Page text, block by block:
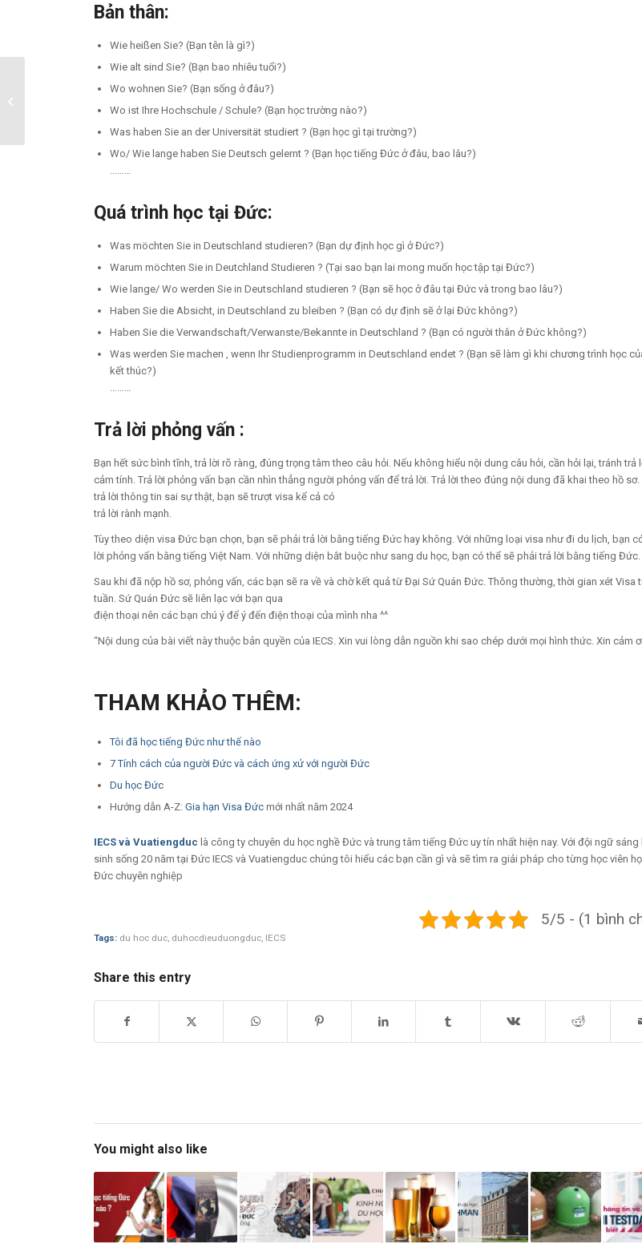
Bản thân:
Wie heißen Sie? (Bạn tên là gì?)
Wie alt sind Sie? (Bạn bao nhiêu tuổi?)
Wo wohnen Sie? (Bạn sống ở đâu?)
Wo ist Ihre Hochschule / Schule? (Bạn học trường nào?)
Was haben Sie an der Universität studiert ? (Bạn học gì tại trường?)
Wo/ Wie lange haben Sie Deutsch gelernt ? (Bạn học tiếng Đức ở đâu, bao lâu?)
Quá trình học tại Đức:
Was möchten Sie in Deutschland studieren? (Bạn dự định học gì ở Đức?)
Warum möchten Sie in Deutchland Studieren ? (Tại sao bạn lai mong muốn học tập tại Đức?)
Wie lange/ Wo werden Sie in Deutschland studieren ? (Bạn sẽ học ở đâu tại Đức và trong bao lâu?)
Haben Sie die Absicht, in Deutschland zu bleiben ? (Bạn có dự định sẽ ở lại Đức không?)
Haben Sie die Verwandschaft/Verwanste/Bekannte in Deutschland ? (Bạn có người thân ở Đức không?)
Was werden Sie machen , wenn Ihr Studienprogramm in Deutschland endet ? (Bạn sẽ làm gì khi chương trình học
kết thúc?)
Trả lời phỏng vấn :
Bạn hết sức bình tĩnh, trả lời rõ ràng, đúng trọng tâm theo câu hỏi. Nếu không hiểu nội dung câu hỏi, cần hỏi lại, tránh trả
cảm tính. Trả lời phỏng vấn bạn cần nhìn thẳng người phỏng vấn để trả lời. Trả lời theo đúng nội dung đã khai theo hồ sơ.
trả lời thông tin sai sự thật, bạn sẽ trượt visa kể cả có
trả lời rành mạnh.
Tùy theo diện visa Đức bạn chọn, bạn sẽ phải trả lời bằng tiếng Đức hay không. Với những loại visa như đi du lịch, bạn
lời phỏng vấn bằng tiếng Việt Nam. Với những diện bắt buộc như sang du học, bạn có thể sẽ phải trả lời bằng tiếng Đức.
Sau khi đã nộp hồ sơ, phỏng vấn, các bạn sẽ ra về và chờ kết quả từ Đại Sứ Quán Đức. Thông thường, thời gian xét Visa
tuần. Sứ Quán Đức sẽ liên lạc với bạn qua
điện thoại nên các bạn chú ý để ý đến điện thoại của mình nha ^^
“Nội dung của bài viết này thuộc bản quyền của IECS. Xin vui lòng dẫn nguồn khi sao chép dưới mọi hình thức. Xin cảm
THAM KHẢO THÊM:
Tôi đã học tiếng Đức như thế nào
7 Tính cách của người Đức và cách ứng xử với người Đức
Du học Đức
Hướng dẫn A-Z:Gia hạn Visa Đức mới nhất năm 2024
IECS vàVuatiengduc là công ty chuyên du học nghề Đức và trung tâm tiếng Đức uy tín nhất hiện nay. Với đội ngữ sáng
sinh sống 20 năm tại Đức IECS và Vuatiengduc chúng tôi hiểu các bạn cần gì và sẽ tìm ra giải pháp cho từng học viên
Đức chuyên nghiệp
5/5 - (1 bình
Tags: du hoc duc duhocdieuduongduc IECS
Share this entry
You might also like
Sân bay Berlin cập nhật
mới nhất năm 2024